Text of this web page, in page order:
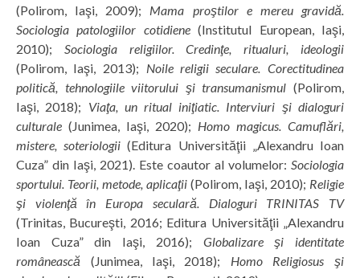
(Polirom, Iaşi, 2009); Mama proştilor e mereu gravidă.
Sociologia patologiilor cotidiene(Institutul European, Iaşi,
2010); Sociologia religiilor. Credinţe, ritualuri, ideologii
(Polirom, Iaşi, 2013); Noile religii seculare. Corectitudinea
politică, tehnologiile viitorului şi transumanismul (Polirom,
Iaşi, 2018); Viaţa, un ritual iniţiatic. Interviuri şi dialoguri
culturale (Junimea, Iaşi, 2020); Homo magicus. Camuflări,
mistere, soteriologii(Editura Universităţii „Alexandru Ioan
Cuza” din Iaşi, 2021). Este coautor al volumelor: Sociologia
sportului. Teorii, metode, aplicaţii (Polirom, Iaşi, 2010); Religie
şi violenţă în Europa seculară. Dialoguri TRINITAS TV
(Trinitas, Bucureşti, 2016; Editura Universităţii „Alexandru
Ioan Cuza” din Iaşi, 2016); Globalizare şi identitate
românească (Junimea, Iaşi, 2018); Homo Religiosus şi